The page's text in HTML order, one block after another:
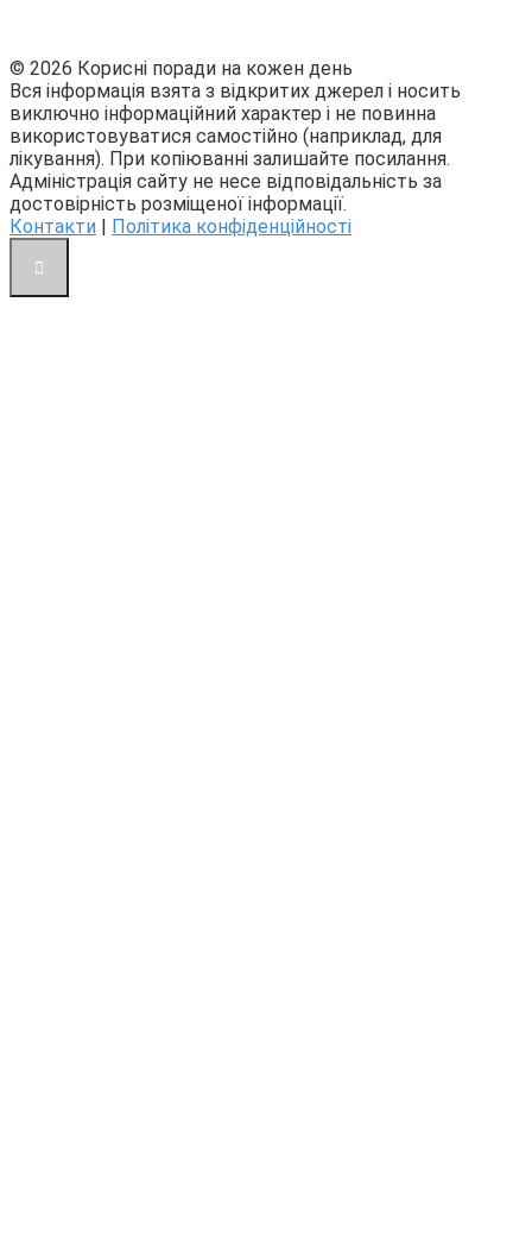
© 2026 Корисні поради на кожен день
Вся інформація взята з відкритих джерел і носить
виключно інформаційний характер і не повинна
використовуватися самостійно (наприклад, для
лікування). При копіюванні залишайте посилання.
Адміністрація сайту не несе відповідальність за
достовірність розміщеної інформації.
Контакти
Політика конфіденційності